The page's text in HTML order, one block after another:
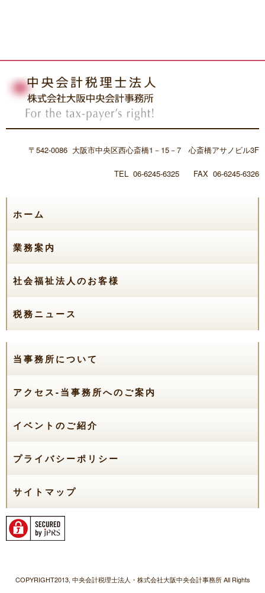
〒542-0086 大阪市中央区西心斎橋1－15－7 心斎橋アサノビル3F
TEL 06-6245-6325 FAX 06-6245-6326
ホーム
業務案内
社会福祉法人のお客様
税務ニュース
当事務所について
アクセス-当事務所へのご案内
イベントのご紹介
プライバシーポリシー
サイトマップ
COPYRIGHT2013, 中央会計税理士法人・株式会社大阪中央会計事務所 All Rights